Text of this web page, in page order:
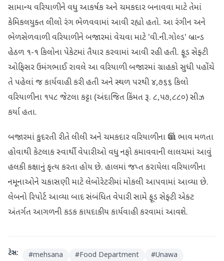
સામાન્ય વરિયાળીને વધુ આકર્ષક અને ચમકદાર બનાવવા માટે તેમાં
કેમિકલયુક્ત લીલો રંગ ભેળવવામાં આવી રહ્યો હતો. આ રંગીન અને
ભેળસેળવાળી વરિયાળીને બજારમાં વેચવા માટે 'વી.ની.ગોલ્ડ' બ્રાન્ડ
હેઠળ ૧-૧ કિલોના પેકેટમાં તૈયાર કરવામાં આવી રહી હતી. ફૂડ સેફ્ટી
ઓફિસર ઉમંગભાઈ રાવલે આ વરિયાળી બજારમાં ગ્રાહકો સુધી પહોંચે
તે પહેલાં જ કાર્યવાહી કરી હતી અને સ્થળ પરથી ૪,૭૬૬ કિલો
વરિયાળીના ૧૫૮ જેટલા કટ્ટા (અંદાજિત કિંમત રૂ. ૮,૫૭,૮૮૦) સીઝ
કર્યા હતા.
બજારમાં કુદરતી રીતે લીલી અને ચમકદાર વરિયાળીના ઊંચા ભાવ મળતા
હોવાથી કેટલાક સ્વાર્થી વેપારીઓ વધુ નફો કમાવવાની લાલચમાં આવું
હલકી કક્ષાનું કૃત્ય કરતા હોય છે. હાલમાં જપ્ત કરાયેલા વરિયાળીના
નમૂનાઓને ચકાસણી માટે લેબોરેટરીમાં મોકલી આપવામાં આવ્યા છે.
લેબનો રિપોર્ટ આવ્યા બાદ સંબંધિત વેપારી સામે ફૂડ સેફ્ટી એક્ટ
અંતર્ગત આગળની કડક કાયદાકીય કાર્યવાહી કરવામાં આવશે.
ટેગ્સ: #mehsana #Food Department #Unawa